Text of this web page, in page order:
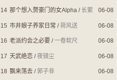
06-08
14 那个想入赘豪门的女Alpha /长萦
06-08
15 市井娘子养家日常 /荷风送
06-08
16 老派约会之必要 /一卷软尺
06-08
17 天武绝恋 /夜镜尘
06-08
18 飘来荡去 /郭子非